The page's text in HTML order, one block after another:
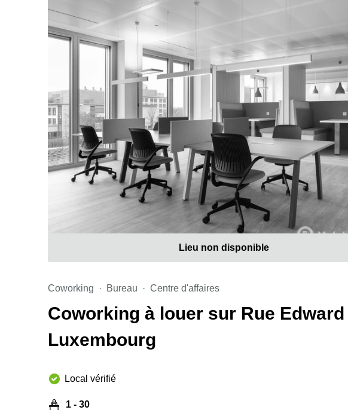
Lieu non disponible
Coworking Bureau Centre d'affaires
Coworking à louer sur Rue
Luxembourg
Local vérifié
1 - 30